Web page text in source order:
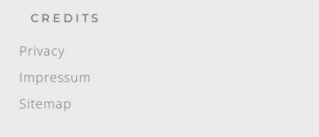
CREDITS
Privacy
Impressum
Sitemap